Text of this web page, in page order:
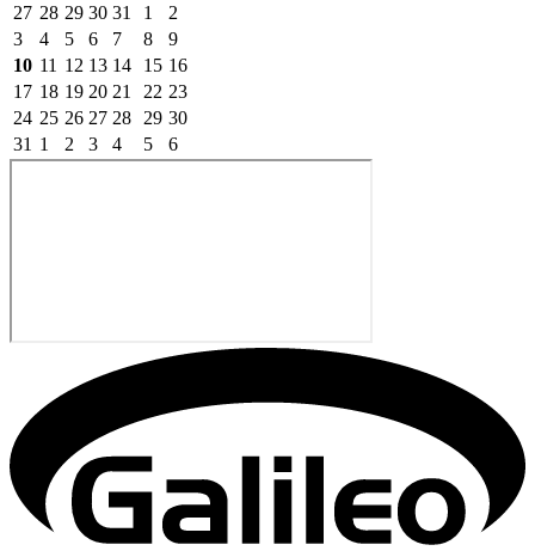
27 28 29 30 31 1
2
3
4 5 6 7 8
9
10 11 12 13 14 15 16
17 18 19 20 21 22 23
24 25 26 27 28 29 30
31 1 2 3 4 5 6